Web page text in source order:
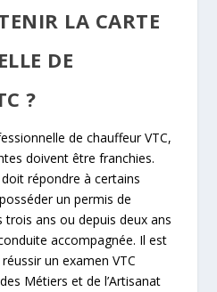
LA CARTE
DE
?
de chauffeur VTC,
doivent être franchies.
répondre à certains
un permis de
ans ou depuis deux ans
accompagnée. Il est
un examen VTC
Métiers et de l’Artisanat